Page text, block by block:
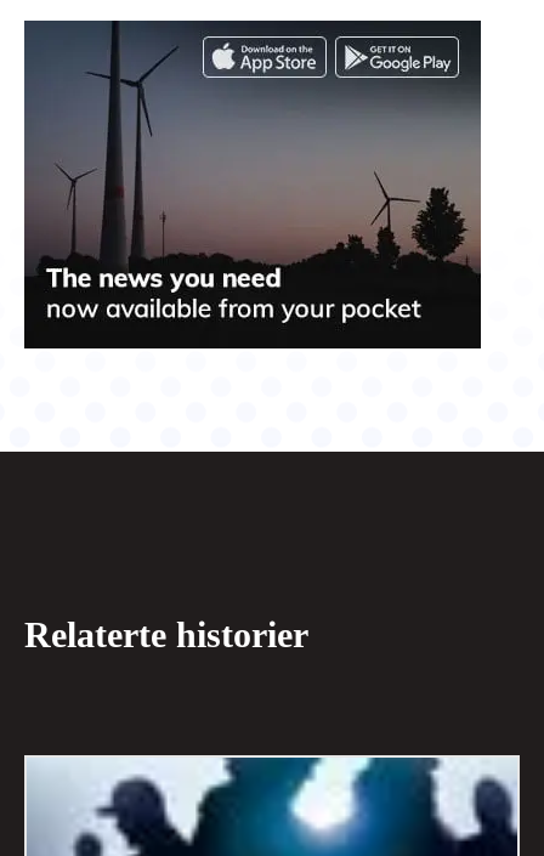
Relaterte historier